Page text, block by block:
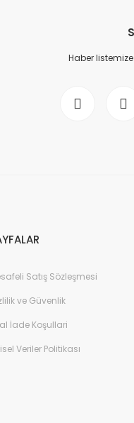
Haber
Satış Sözleşmesi
ve Güvenlik
İade Koşullari
Veriler Politikası